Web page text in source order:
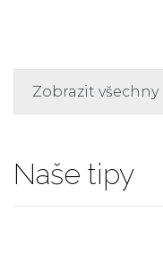
Zobrazit
Naše tipy